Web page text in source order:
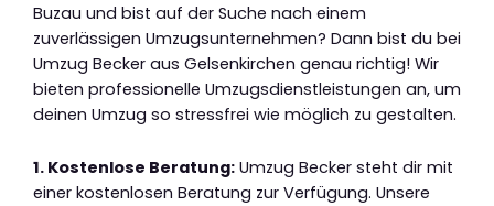
Buzau und bist auf der Suche nach einem
zuverlässigen Umzugsunternehmen? Dann bist du bei
Umzug Becker aus Gelsenkirchen genau richtig! Wir
bieten professionelle Umzugsdienstleistungen an, um
deinen Umzug so stressfrei wie möglich zu gestalten.
1. Kostenlose Beratung: Umzug Becker steht dir mit
einer kostenlosen Beratung zur Verfügung. Unsere